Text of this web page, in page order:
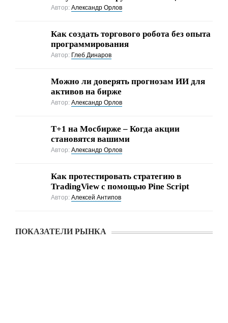
Автор:Александр Орлов
Как создать торгового робота без опыта
программирования
Автор: Глеб Динаров
Можно ли доверять прогнозам ИИ для
активов на бирже
Автор:Александр Орлов
Т+1 на Мосбирже – Когда акции
становятся вашими
Автор:Александр Орлов
Как протестировать стратегию в
TradingView с помощью Pine Script
Автор:Алексей Антипов
ПОКАЗАТЕЛИ РЫНКА